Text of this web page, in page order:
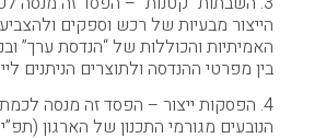
הייצור מבעיות של רכש וספקים
האמיתיות והכוללות של “הנדסת ערך”
בין מפרטי ההנדסה ולתוצרים הניתנים
4. הפסקות ייצור – הפסד זה מנסה
הנובעים מגורמי התכנון של הארגון